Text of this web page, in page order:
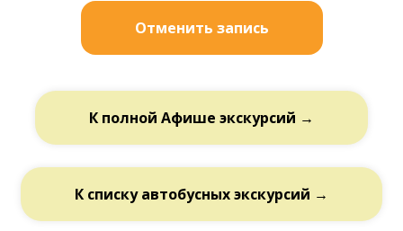
Отменить запись
К полной Афише экскурсий →
К списку автобусных экскурсий →